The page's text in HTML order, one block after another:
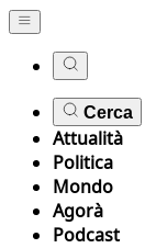
Cerca
Attualità
Politica
Mondo
Agorà
Podcast